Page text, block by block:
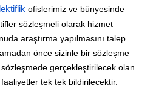
ofislerimiz ve bünyesinde
sözleşmeli olarak hizmet
araştırma yapılmasını talep
önce sizinle bir sözleşme
gerçekleştirilecek olan
tek tek bildirilecektir.